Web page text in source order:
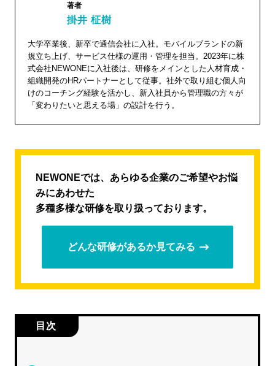
掛井 柾
樹"
width="1
04"
著者
掛井 柾樹
大学卒業後、新卒で通信会社に入社。モバイルブランドの新
規立ち上げ、サービス仕様の運用・管理を担当。2023年に株
式会社NEWONEに入社後は、研修をメインとした人材育成・
組織開発のHRパートナーとして従事。社外で取り組む個人向
けのコーチング経験を活かし、新入社員から管理職の方々が
「変わりたいと思える場」の設計を行う。
NEWONEでは、あらゆる企業のご希望やお悩
みにあわせた
多種多様な研修を取り扱っております。
どんな研修があるか見てみる
目次